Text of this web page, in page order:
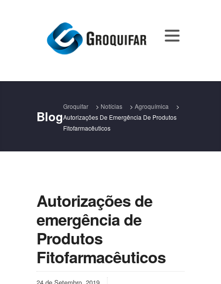
Blog
Groquifar > Notícias > Agroquímica
>
Autorizações De Emergência De Produtos
Fitofarmacêuticos
Autorizações de
emergência de
Produtos
Fitofarmacêuticos